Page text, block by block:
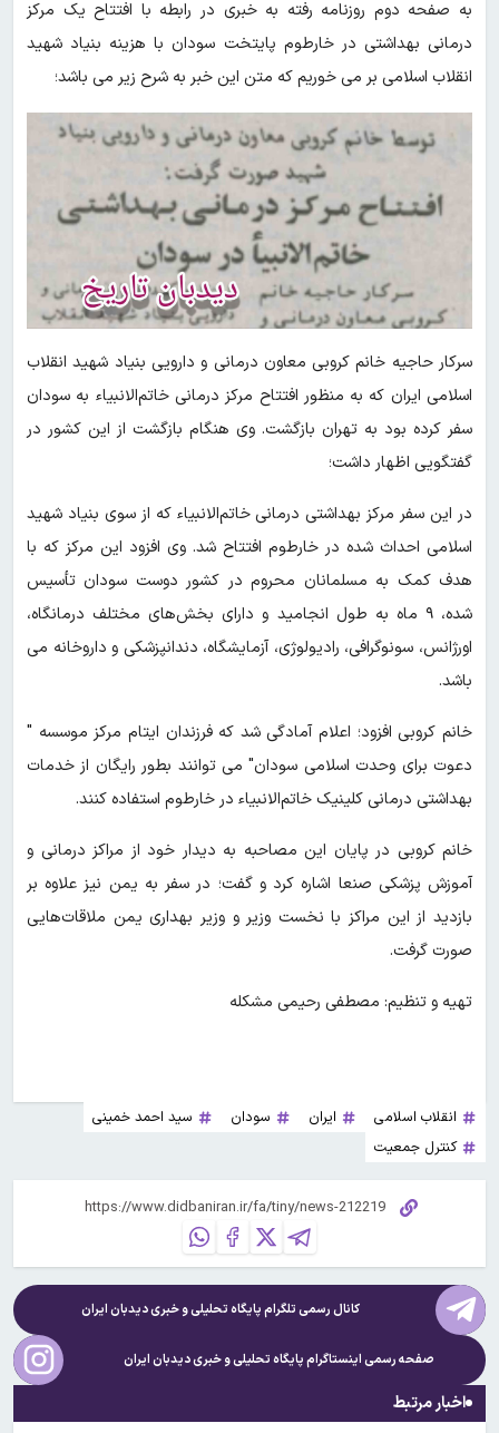
به صفحه دوم روزنامه رفته به خبری در رابطه با افتتاح یک مرکز
درمانی بهداشتی در خارطوم‌ پایتخت سودان با هزینه بنیاد شهید
انقلاب اسلامی بر می خوریم که متن این خبر به شرح زیر می باشد؛
سرکار حاجیه خانم کروبی معاون درمانی و دارویی بنیاد شهید انقلاب
اسلامی ایران که به منظور افتتاح مرکز درمانی خاتم‌الانبیاء به سودان
سفر کرده بود به تهران بازگشت. وی هنگام بازگشت از این کشور در
گفتگویی اظهار داشت؛
در این سفر مرکز بهداشتی درمانی خاتم‌الانبیاء که از سوی بنیاد شهید
اسلامی احداث شده در خارطوم افتتاح شد. وی افزود این مرکز که با
هدف کمک به مسلمانان محروم در کشور دوست سودان تأسیس
شده، ۹ ماه به طول انجامید و دارای بخش‌های مختلف درمانگاه،
اورژانس، سونوگرافی، رادیولوژی، آزمایشگاه، دندانپزشکی و داروخانه می
باشد.
خانم کروبی افزود؛ اعلام آمادگی شد که فرزندان ایتام مرکز موسسه "
دعوت برای وحدت اسلامی سودان" می توانند بطور رایگان از خدمات
بهداشتی درمانی کلینیک خاتم‌الانبیاء در خارطوم استفاده کنند.
خانم کروبی در پایان این مصاحبه به دیدار خود از مراکز درمانی و
آموزش پزشکی صنعا اشاره کرد و گفت؛ در سفر به یمن نیز علاوه بر
بازدید از این مراکز با نخست وزیر و وزیر بهداری یمن ملاقات‌هایی
صورت گرفت.
تهیه و تنظیم: مصطفی رحیمی مشکله
انقلاب اسلامی ایران سودان
سید احمد خمینی
کنترل جمعیت
کانال رسمی تلگرام پایگاه تحلیلی و خبریدیدبان ایران
صفحه رسمی اینستاگرام پایگاه تحلیلی و خبریدیدبان ایران
اخبار مرتبط